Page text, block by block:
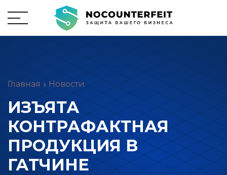
Главная Новости
ИЗЪЯТА
КОНТРАФАКТНАЯ
ПРОДУКЦИЯ В
ГАТЧИНЕ